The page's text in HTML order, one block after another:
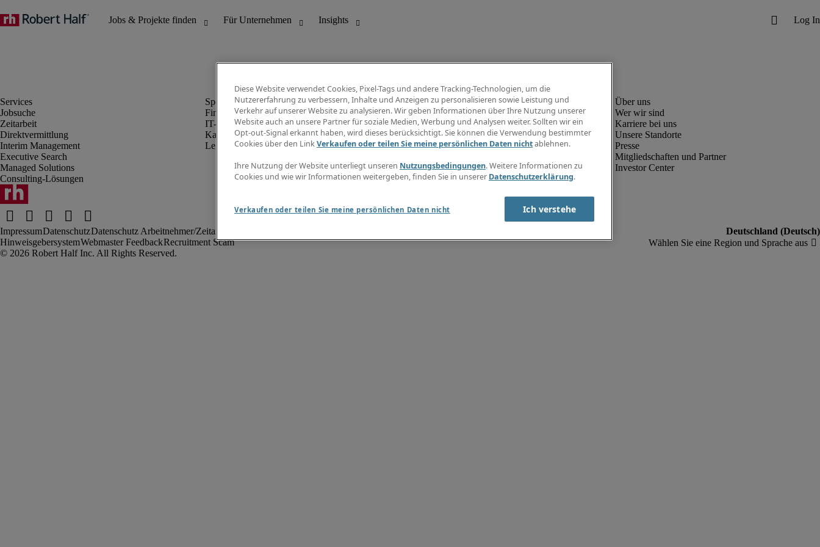
Jobsuche
Zeitarbeit
Direktvermittlung
Interim Management
Executive Search
Managed Solutions
Consulting-Lösungen
Finanz- & Rechnungswesen
IT-Bereich
Kaufmännischer Bereich
Legal
Info Center
Jobübersicht
Gehaltsübersicht
E-Learning
Wer wir sind
Karriere bei uns
Unsere Standorte
Presse
Mitgliedschaften und Partner
Investor Center
ImpressumDatenschutzDatenschutz Arbeitnehmer/Zeitarbeitskräfte
HinweisgebersystemWebmaster FeedbackRecruitment Scam
Diese Website verwendet Cookies, Pixel-Tags und andere Tracking-Technologien, um die
Nutzererfahrung zu verbessern, Inhalte und Anzeigen zu personalisieren sowie Leistung und
Verkehr auf unserer Website zu analysieren. Wir geben Informationen über Ihre Nutzung unserer
Website auch an unsere Partner für soziale Medien, Werbung und Analysen weiter. Sollten wir ein
Opt-out-Signal erkannt haben, wird dieses berücksichtigt. Sie können die Verwendung bestimmter
Cookies über den LinkVerkaufen oder teilen Sie meine persönlichen Daten nichtablehnen.
Ihre Nutzung der Website unterliegt unseren Nutzungsbedingungen. Weitere Informationen zu
Cookies und wie wir Informationen weitergeben, finden Sie in unserer Datenschutzerklärung.
Verkaufen oder teilen Sie meine persönlichen Daten nicht Ich verstehe